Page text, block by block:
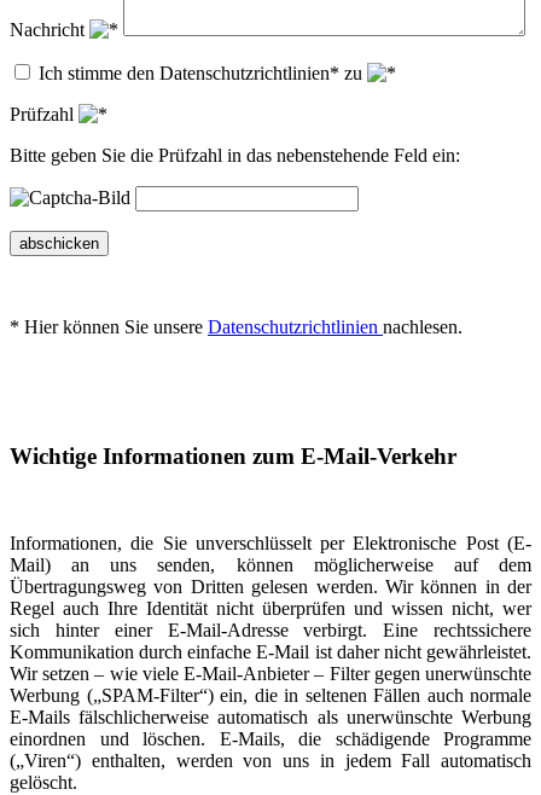
Nachricht
Ich stimme den Datenschutzrichtlinien* zu
Prüfzahl
Bitte geben Sie die Prüfzahl in das nebenstehende Feld ein:
abschicken
* Hier können Sie unsere Datenschutzrichtlinien nachlesen.
Wichtige Informationen zum E-Mail-Verkehr
Informationen, die Sie unverschlüsselt per Elektronische Post (E-
Mail) an uns senden, können möglicherweise auf dem
Übertragungsweg von Dritten gelesen werden. Wir können in der
Regel auch Ihre Identität nicht überprüfen und wissen nicht, wer
sich hinter einer E-Mail-Adresse verbirgt. Eine rechtssichere
Kommunikation durch einfache E-Mail ist daher nicht gewährleistet.
Wir setzen – wie viele E-Mail-Anbieter – Filter gegen unerwünschte
Werbung („SPAM-Filter“) ein, die in seltenen Fällen auch normale
E-Mails fälschlicherweise automatisch als unerwünschte Werbung
einordnen und löschen. E-Mails, die schädigende Programme
(„Viren“) enthalten, werden von uns in jedem Fall automatisch
gelöscht.